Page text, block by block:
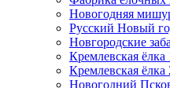
Новогодняя
Русский Новый
Новгородские
Кремлевская ёлка
Кремлевская ёлка
Новогодний